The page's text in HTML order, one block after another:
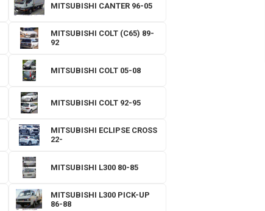
MITSUBISHI CANTER 96-05
MITSUBISHI COLT (C65) 89-
92
MITSUBISHI COLT 05-08
MITSUBISHI COLT 92-95
MITSUBISHI ECLIPSE CROSS
22-
MITSUBISHI L300 80-85
MITSUBISHI L300 PICK-UP
86-88